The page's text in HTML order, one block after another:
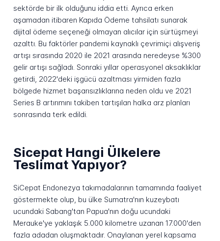
sektörde bir ilk olduğunu iddia etti. Ayrıca erken
aşamadan itibaren Kapıda Ödeme tahsilatı sunarak
dijital ödeme seçeneği olmayan alıcılar için sürtüşmeyi
azalttı. Bu faktörler pandemi kaynaklı çevrimiçi alışveriş
artışı sırasında 2020 ile 2021 arasında neredeyse %300
gelir artışı sağladı. Sonraki yıllar operasyonel aksaklıklar
getirdi, 2022'deki işgücü azaltması yirmiden fazla
bölgede hizmet başarısızlıklarına neden oldu ve 2021
Series B artırımını takiben tartışılan halka arz planları
sonrasında terk edildi.
Sicepat Hangi Ülkelere
Teslimat Yapıyor?
SiCepat Endonezya takımadalarının tamamında faaliyet
göstermekte olup, bu ülke Sumatra'nın kuzeybatı
ucundaki Sabang'tan Papua'nın doğu ucundaki
Merauke'ye yaklaşık 5.000 kilometre uzanan 17.000'den
fazla adadan oluşmaktadır. Onaylanan yerel kapsama